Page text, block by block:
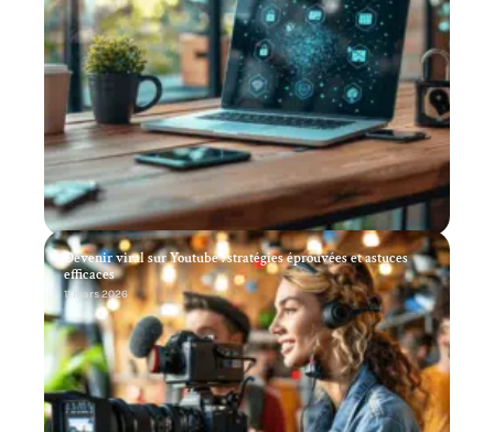
Devenir viral sur Youtube : stratégies éprouvées et astuces
efficaces
11 mars 2026